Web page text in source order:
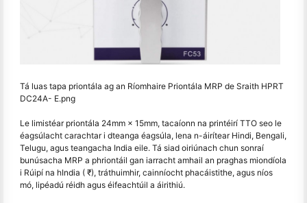
Tá luas tapa priontála ag an Ríomhaire Priontála MRP de Sraith HPRT
DC24A- E.png
Le limistéar priontála 24mm × 15mm, tacaíonn na printéirí TTO seo le
éagsúlacht carachtar i dteanga éagsúla, lena n-áirítear Hindi, Bengali,
Telugu, agus teangacha India eile. Tá siad oiriúnach chun sonraí
bunúsacha MRP a phriontáil gan iarracht amhail an praghas miondíola
i Rúipí na hIndia ( ₹), tráthuimhir, cainníocht phacáistithe, agus níos
mó, lipéadú réidh agus éifeachtúil a áirithiú.